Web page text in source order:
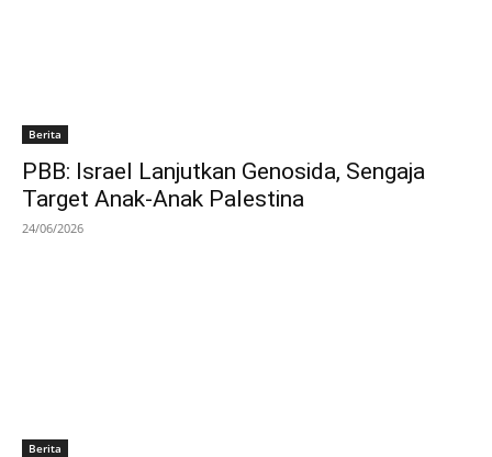
Berita
PBB: Israel Lanjutkan Genosida, Sengaja
Target Anak-Anak Palestina
24/06/2026
Berita